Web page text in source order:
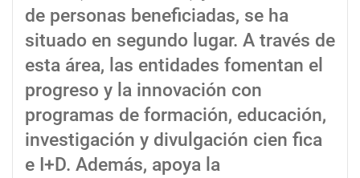
de personas beneficiadas, se ha
situado en segundo lugar. A través de
esta área, las entidades fomentan el
progreso y la innovación con
programas de formación, educación,
investigación y divulgación cien fica
e I+D. Además, apoya la